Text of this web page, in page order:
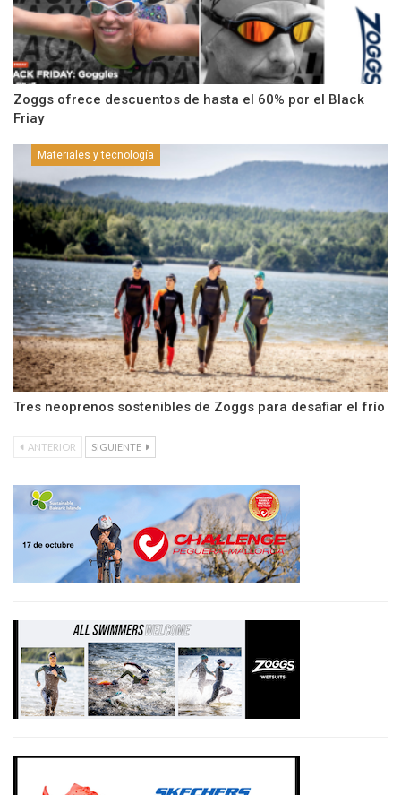
Zoggs ofrece descuentos de hasta el 60% por el Black
Friay
Materiales y tecnología
Tres neoprenos sostenibles de Zoggs para desafiar el frío
ANTERIOR SIGUIENTE